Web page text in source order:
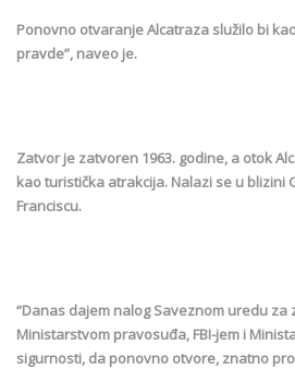
Ponovno otvaranje Alcatraza služilo bi
pravde”, naveo je.
Zatvor je zatvoren 1963. godine, a otok
kao turistička atrakcija. Nalazi se u blizini
Franciscu.
“Danas dajem nalog Saveznom uredu za
Ministarstvom pravosuđa, FBI-jem i
sigurnosti, da ponovno otvore, znatno